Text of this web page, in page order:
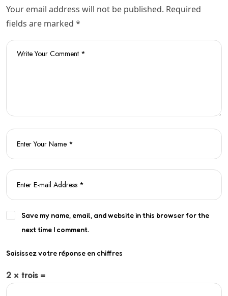
Your email address will not be published. Required
fields are marked *
Save my name, email, and website in this browser for the
next time I comment.
Saisissez votre réponse en chiffres
2 × trois =